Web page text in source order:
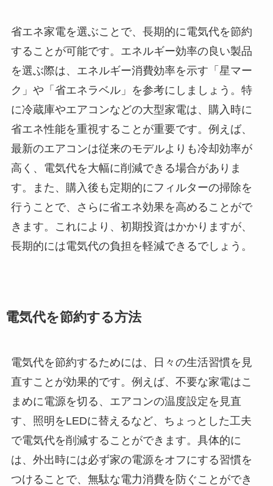
省エネ家電を選ぶことで、長期的に電気代を節約
することが可能です。エネルギー効率の良い製品
を選ぶ際は、エネルギー消費効率を示す「星マー
ク」や「省エネラベル」を参考にしましょう。特
に冷蔵庫やエアコンなどの大型家電は、購入時に
省エネ性能を重視することが重要です。例えば、
最新のエアコンは従来のモデルよりも冷却効率が
高く、電気代を大幅に削減できる場合がありま
す。また、購入後も定期的にフィルターの掃除を
行うことで、さらに省エネ効果を高めることがで
きます。これにより、初期投資はかかりますが、
長期的には電気代の負担を軽減できるでしょう。
電気代を節約する方法
電気代を節約するためには、日々の生活習慣を見
直すことが効果的です。例えば、不要な家電はこ
まめに電源を切る、エアコンの温度設定を見直
す、照明をLEDに替えるなど、ちょっとした工夫
で電気代を削減することができます。具体的に
は、外出時には必ず家の電源をオフにする習慣を
つけることで、無駄な電力消費を防ぐことができ